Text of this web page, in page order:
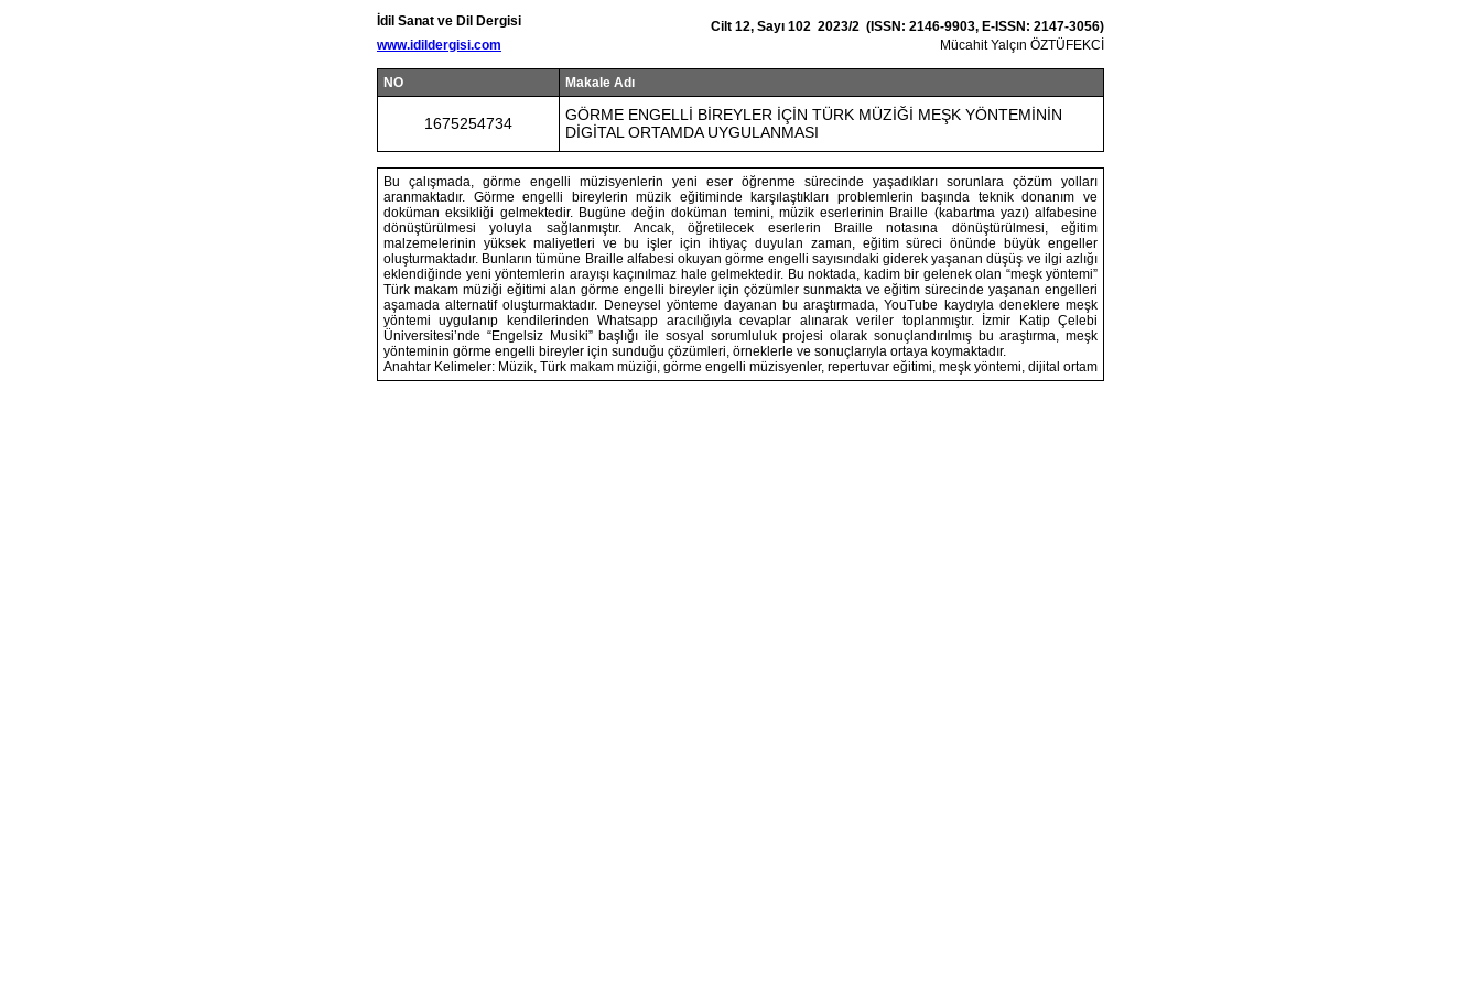
İdil Sanat ve Dil Dergisi
www.idildergisi.com
Cilt 12, Sayı 102 2023/2 (ISSN: 2146-9903, E-ISSN: 2147-3056)
Mücahit Yalçın ÖZTÜFEKCİ
NO Makale Adı
1675254734
GÖRME ENGELLİ BİREYLER İÇİN TÜRK MÜZİĞİ MEŞK YÖNTEMİNİN
DİGİTAL ORTAMDA UYGULANMASI
Bu çalışmada, görme engelli müzisyenlerin yeni eser öğrenme sürecinde yaşadıkları sorunlara çözüm yolları
aranmaktadır. Görme engelli bireylerin müzik eğitiminde karşılaştıkları problemlerin başında teknik donanım ve
doküman eksikliği gelmektedir. Bugüne değin doküman temini, müzik eserlerinin Braille (kabartma yazı) alfabesine
dönüştürülmesi yoluyla sağlanmıştır. Ancak, öğretilecek eserlerin Braille notasına dönüştürülmesi, eğitim
malzemelerinin yüksek maliyetleri ve bu işler için ihtiyaç duyulan zaman, eğitim süreci önünde büyük engeller
oluşturmaktadır. Bunların tümüne Braille alfabesi okuyan görme engelli sayısındaki giderek yaşanan düşüş ve ilgi azlığı
eklendiğinde yeni yöntemlerin arayışı kaçınılmaz hale gelmektedir. Bu noktada, kadim bir gelenek olan “meşk yöntemi”
Türk makam müziği eğitimi alan görme engelli bireyler için çözümler sunmakta ve eğitim sürecinde yaşanan engelleri
aşamada alternatif oluşturmaktadır. Deneysel yönteme dayanan bu araştırmada, YouTube kaydıyla deneklere meşk
yöntemi uygulanıp kendilerinden Whatsapp aracılığıyla cevaplar alınarak veriler toplanmıştır. İzmir Katip Çelebi
Üniversitesi’nde “Engelsiz Musiki” başlığı ile sosyal sorumluluk projesi olarak sonuçlandırılmış bu araştırma, meşk
yönteminin görme engelli bireyler için sunduğu çözümleri, örneklerle ve sonuçlarıyla ortaya koymaktadır.
Anahtar Kelimeler: Müzik, Türk makam müziği, görme engelli müzisyenler, repertuvar eğitimi, meşk yöntemi, dijital ortam